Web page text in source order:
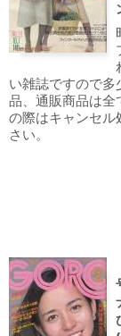
い雑誌ですので
品、通販商品は全
の際はキャンセル
さい。